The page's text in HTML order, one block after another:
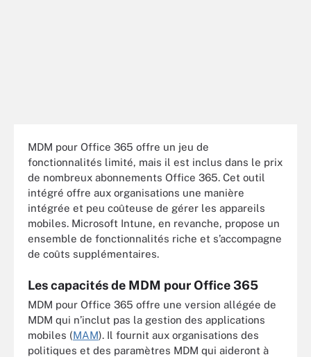
MDM pour Office 365 offre un jeu de
fonctionnalités limité, mais il est inclus dans le prix
de nombreux abonnements Office 365. Cet outil
intégré offre aux organisations une manière
intégrée et peu coûteuse de gérer les appareils
mobiles. Microsoft Intune, en revanche, propose un
ensemble de fonctionnalités riche et s’accompagne
de coûts supplémentaires.
Les capacités de MDM pour Office 365
MDM pour Office 365 offre une version allégée de
MDM qui n’inclut pas la gestion des applications
mobiles (MAM). Il fournit aux organisations des
politiques et des paramètres MDM qui aideront à